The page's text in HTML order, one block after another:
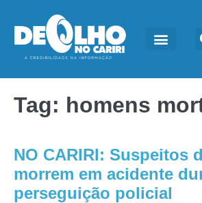
Tag: homens
NO CARIRI: Suspeitos
morrem em acidente
perseguição policial